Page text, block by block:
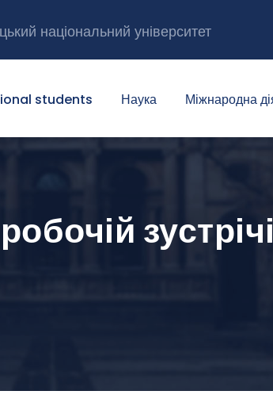
національний університет
students Наука Міжнародна